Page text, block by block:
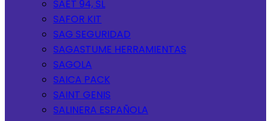
SAET 94, SL
SAFOR KIT
SAG SEGURIDAD
SAGASTUME HERRAMIENTAS
SAGOLA
SAICA PACK
SAINT GENIS
SALINERA ESPAÑOLA